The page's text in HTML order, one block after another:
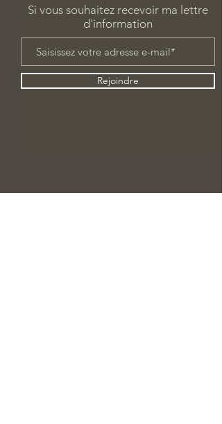
Si vous souhaitez recevoir ma lettre
d'information
Rejoindre